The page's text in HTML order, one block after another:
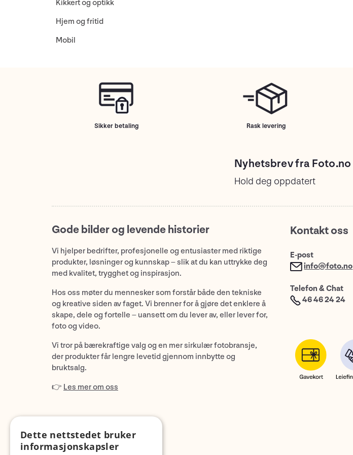
Kikkert og optikk
Hjem og fritid
Mobil
Sikker betaling Rask levering
Nyhetsbrev fra Foto.no
Hold deg oppdatert
Gode bilder og levende historier
Vi hjelper bedrifter, profesjonelle og entusiaster med riktige
produkter, løsninger og kunnskap – slik at du kan uttrykke deg
med kvalitet, trygghet og inspirasjon.
Hos oss møter du mennesker som forstår både den tekniske
og kreative siden av faget. Vi brenner for å gjøre det enklere å
skape, dele og fortelle – uansett om du lever av, eller lever for,
foto og video.
Vi tror på bærekraftige valg og en mer sirkulær fotobransje,
der produkter får lengre levetid gjennom innbytte og
bruktsalg.
👉 Les mer om oss
Kontakt oss
E-post
info@foto.no
Telefon & Chat
46 46 24 24
Dette nettstedet bruker
informasjonskapsler